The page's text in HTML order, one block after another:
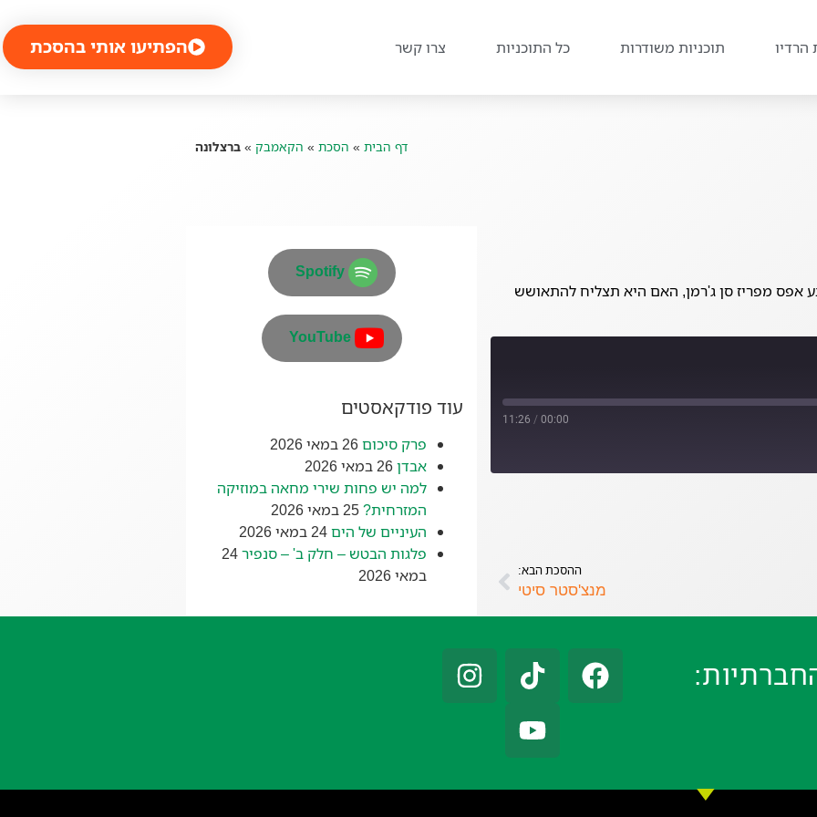
הרדיו תוכניות משודרות כל התוכניות צרו קשר הפתיעו אותי בהסכת
דף הבית » הסכת » הקאמבק » ברצלונה
חוטפת ארבע אפס מפריז סן ג'רמן, האם היא תצליח להתאושש
00:00
/
11:26
ההסכת הבא:
מנצ'סטר סיטי
Spotify
YouTube
עוד פודקאסטים
פרק סיכום26 במאי 2026
אבדן26 במאי 2026
למה יש פחות שירי מחאה במוזיקה
המזרחית?25 במאי 2026
העיניים של הים24 במאי 2026
פלגות הבטש – חלק ב' – סנפיר24
במאי 2026